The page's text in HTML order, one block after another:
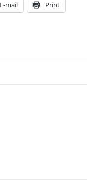
E-mail Print